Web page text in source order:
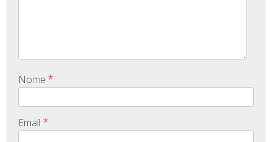
Nome *
Email *